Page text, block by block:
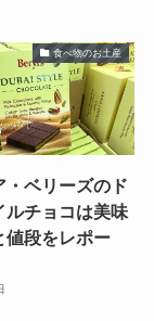
食べ物のお土産
・ベリーズのド
ルチョコは美味
値段をレポー